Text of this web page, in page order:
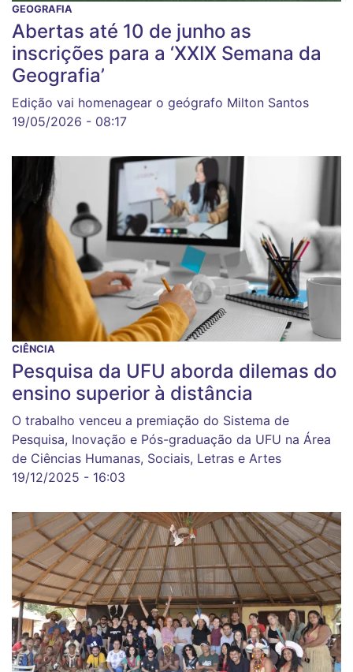
GEOGRAFIA
Abertas até 10 de junho as
inscrições para a ‘XXIX Semana da
Geografia’
Edição vai homenagear o geógrafo Milton Santos
19/05/2026 - 08:17
CIÊNCIA
Pesquisa da UFU aborda dilemas do
ensino superior à distância
O trabalho venceu a premiação do Sistema de
Pesquisa, Inovação e Pós-graduação da UFU na Área
de Ciências Humanas, Sociais, Letras e Artes
19/12/2025 - 16:03